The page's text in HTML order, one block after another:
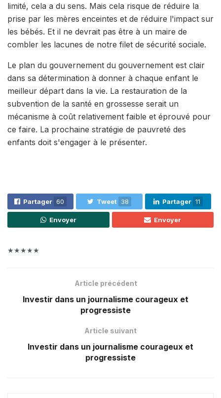
limité, cela a du sens. Mais cela risque de réduire la
prise par les mères enceintes et de réduire l'impact sur
les bébés. Et il ne devrait pas être à un maire de
combler les lacunes de notre filet de sécurité sociale.
Le plan du gouvernement du gouvernement est clair
dans sa détermination à donner à chaque enfant le
meilleur départ dans la vie. La restauration de la
subvention de la santé en grossesse serait un
mécanisme à coût relativement faible et éprouvé pour
ce faire. La prochaine stratégie de pauvreté des
enfants doit s'engager à le présenter.
Partager 60 Tweet 38 Partager 11
Envoyer Envoyer
★★★★★
Article précédent
Investir dans un journalisme courageux et
progressiste
Article suivant
Investir dans un journalisme courageux et
progressiste